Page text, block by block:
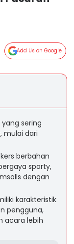
Add Us on Google
sering
mulai dari
berbahan
sporty,
dengan
karakteristik
pengguna,
acara lebih